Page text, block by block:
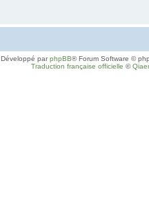
Développé parphpBB® Forum Software ©
Traduction française officielle ©